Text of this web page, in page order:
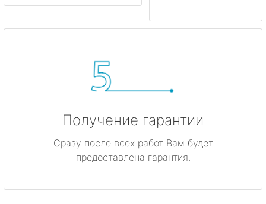
Получение гарантии
Сразу после всех работ Вам будет
предоставлена гарантия.